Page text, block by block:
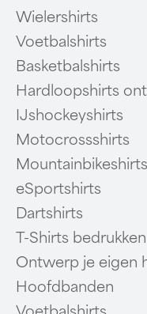
Wielershirts
Voetbalshirts
Basketbalshirts
Hardloopshirts
IJshockeyshirts
Motocrossshirts
Mountainbikeshirts
eSportshirts
Dartshirts
T-Shirts bedrukken
Ontwerp je eigen
Hoofdbanden